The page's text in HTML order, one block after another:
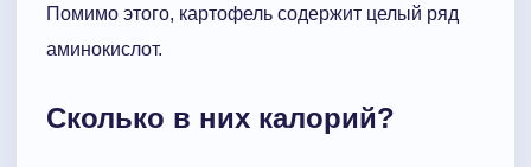
Помимо этого, картофель содержит целый ряд
аминокислот.
Сколько в них калорий?